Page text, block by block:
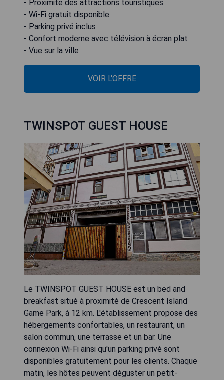
- Proximité des attractions touristiques
- Wi-Fi gratuit disponible
- Parking privé inclus
- Confort moderne avec télévision à écran plat
- Vue sur la ville
VOIR L'OFFRE
TWINSPOT GUEST HOUSE
Le TWINSPOT GUEST HOUSE est un bed and
breakfast situé à proximité de Crescent Island
Game Park, à 12 km. L'établissement propose des
hébergements confortables, un restaurant, un
salon commun, une terrasse et un bar. Une
connexion Wi-Fi ainsi qu'un parking privé sont
disponibles gratuitement pour les clients. Chaque
matin, les hôtes peuvent déguster un petit-